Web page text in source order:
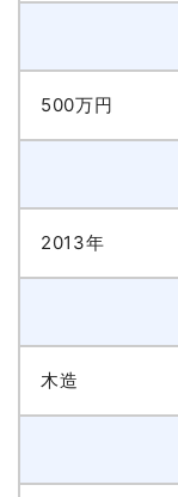
500万円
2013年
木造